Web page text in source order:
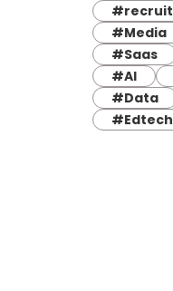
#recruit
#Media
#Saas
#AI
#Data
#Edtech